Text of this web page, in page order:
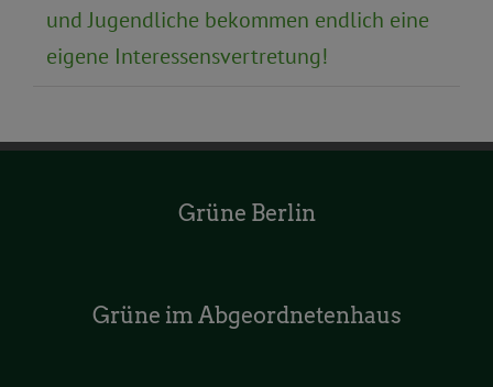
und Jugendliche bekommen endlich eine
eigene Interessensvertretung!
Grüne Berlin
Grüne im Abgeordnetenhaus